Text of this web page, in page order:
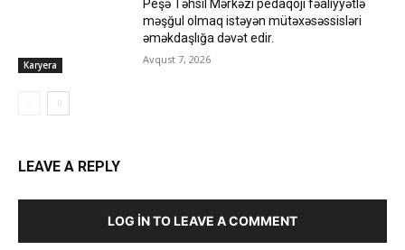
Karyera
Peşə Təhsil Mərkəzi pedaqoji fəaliyyətlə
məşğul olmaq istəyən mütəxəsəssisləri
əməkdaşlığa dəvət edir.
Avqust 7, 2026
LEAVE A REPLY
LOG IN TO LEAVE A COMMENT